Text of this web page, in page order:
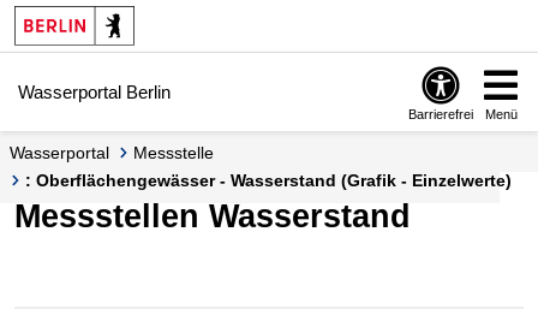
Springe zur Navigation
Springe zum Inhalt
Wasserportal Berlin
Barrierefrei Menü
Wasserportal
Messstelle
: Oberflächengewässer - Wasserstand (Grafik - Einzelwerte)
Messstellen Wasserstand